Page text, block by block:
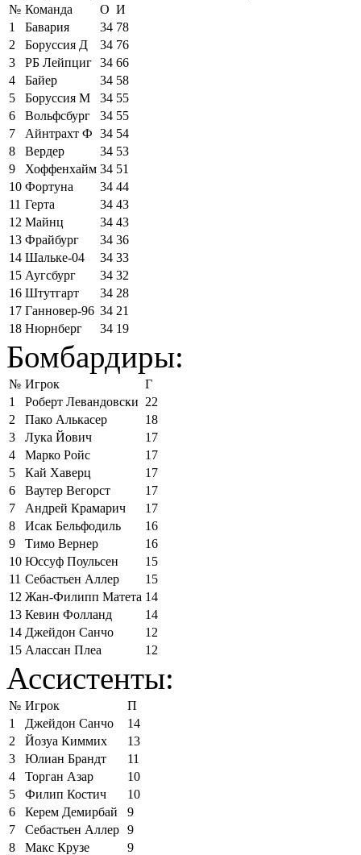
№ Команда О И
1
Бавария 34 78
2
Боруссия Д 34 76
3
РБ Лейпциг 34 66
4
Байер 34 58
5
Боруссия М 34 55
6
Вольфсбург 34 55
7
Айнтрахт Ф 34 54
8
Вердер 34 53
9
Хоффенхайм 34 51
10 Фортуна 34 44
11 Герта 34 43
12 Майнц 34 43
13 Фрайбург 34 36
14 Шальке-04 34 33
15 Аугсбург 34 32
16 Штутгарт 34 28
17 Ганновер-96 34 21
18 Нюрнберг 34 19
Бомбардиры:
№ Игрок
Г
1
Роберт Левандовски 22
2
Пако Алькасер
18
3
Лука Йович
17
4
Марко Ройс
17
5
Кай Хаверц
17
6
Ваутер Вегорст
17
7
Андрей Крамарич
17
8
Исак Бельфодиль
16
9
Тимо Вернер
16
10 Юссуф Поульсен
15
11 Себастьен Аллер
15
12 Жан-Филипп Матета 14
13 Кевин Фолланд
14
14 Джейдон Санчо
12
15 Алассан Плеа 12
Ассистенты:
№ Игрок
П
1
Джейдон Санчо
14
2
Йозуа Киммих
13
3
Юлиан Брандт
11
4
Торган Азар
10
5
Филип Костич
10
6
Керем Демирбай
9
7
Себастьен Аллер 9
8
Макс Крузе
9